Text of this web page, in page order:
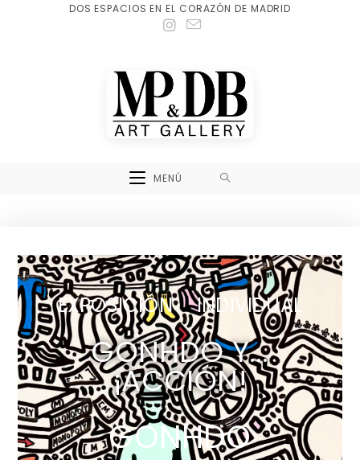
DOS ESPACIOS EN EL CORAZÓN DE MADRID
MENÚ
EXPOSICIÓN INDIVIDUAL
GONHDO Y...
¡ACCIÓN!
GONHDO